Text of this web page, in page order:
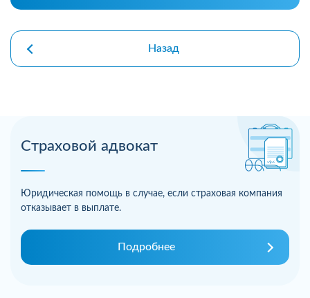
Страховой адвокат
Юридическая помощь в случае, если страховая компания
отказывает в выплате.
Подробнее
Назад